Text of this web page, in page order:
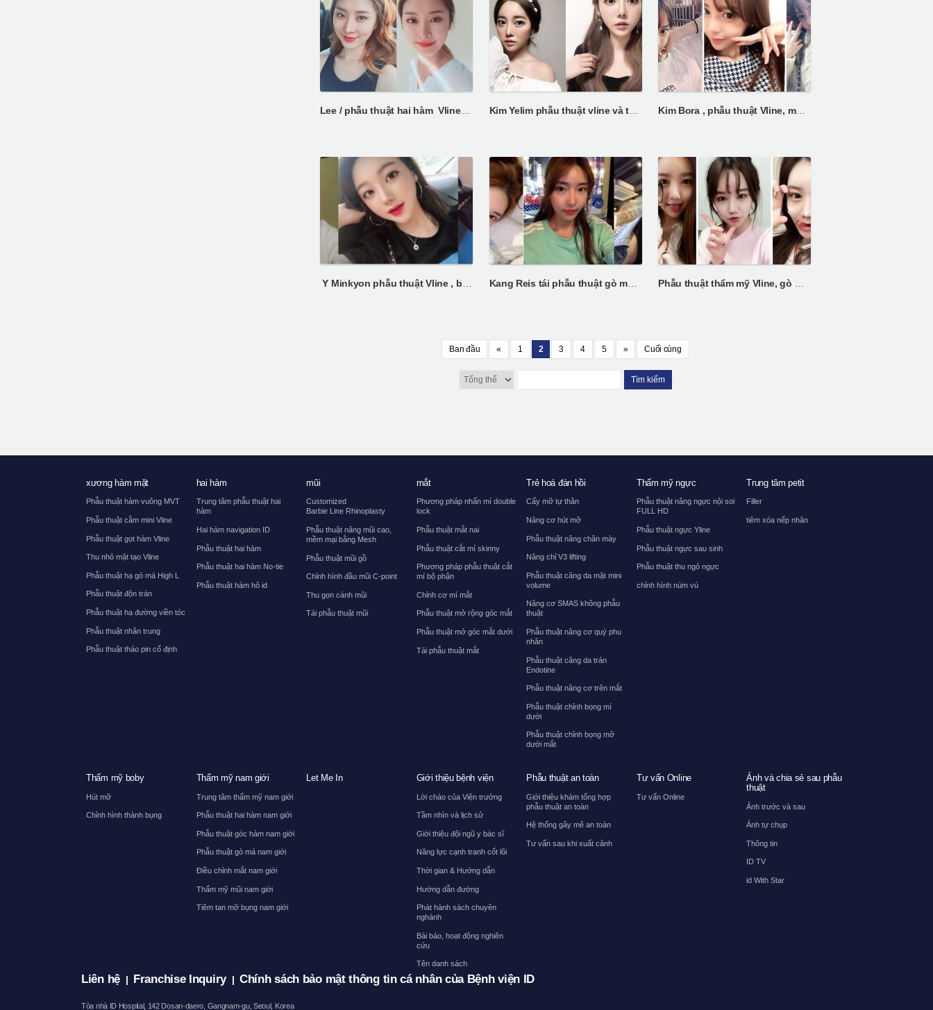
Lee / phẫu thuật hai hàm Vline, mũi barbie line Kim Bora , phẫu thuật Vline, mũi barbie
Kang Reis tái phẫu thuật gò má và phẫu thuật mũi
Ban đầu « 1 2 3 4 5 » Cuối cùng
Tìm kiếm
xương hàm mặt
Phẫu thuật hàm vuông MVT
Phẫu thuật cằm mini Vline
Phẫu thuật gọt hàm Vline
Thu nhỏ mặt tạo Vline
Phẫu thuật hạ gò má High L
Phẫu thuật độn trán
Phẫu thuật hạ đường viền tóc
Phẫu thuật nhân trung
Phẫu thuật tháo pin cố định
hai hàm
Trung tâm phẫu thuật hai
hàm
Hai hàm navigation ID
Phẫu thuật hai hàm
Phẫu thuật hai hàm No-tie
Phẫu thuật hàm hô id
mũi
Customized
Barbie Line Rhinoplasty
Phẫu thuật nâng mũi cao,
mềm mại bằng Mesh
Phẫu thuật mũi gồ
Chỉnh hình đầu mũi C-point
Thu gọn cánh mũi
Tái phẫu thuật mũi
mắt
Phương pháp nhấn mí double
lock
Phẫu thuật mắt nai
Phẫu thuật cắt mí skinny
Phương pháp phẫu thuật cắt
mí bộ phận
Chỉnh cơ mí mắt
Phẫu thuật mở rộng góc mắt
Phẫu thuật mở góc mắt dưới
Tái phẫu thuật mắt
Trẻ hoá đàn hồi
Cấy mỡ tự thân
Nâng cơ hút mỡ
Phẫu thuật nâng chân mày
Nâng chỉ V3 lifting
Phẫu thuật căng da mặt mini
volume
Nâng cơ SMAS không phẫu
thuật
Phẫu thuật nâng cơ quý phu
nhân
Phẫu thuật căng da trán
Endotine
Phẫu thuật nâng cơ trên mắt
Phẫu thuật chỉnh bọng mí
dưới
Phẫu thuật chỉnh bọng mỡ
dưới mắt
Thẩm mỹ ngực
Phẫu thuật nâng ngực nội soi
FULL HD
Phẫu thuật ngực Yline
Phẫu thuật ngực sau sinh
Phẫu thuật thu ngỏ ngực
chỉnh hình núm vú
Trung tâm petit
Filler
tiêm xóa nếp nhăn
Thẩm mỹ boby
Hút mỡ
Chỉnh hình thành bụng
Thẩm mỹ nam giới
Trung tâm thẩm mỹ nam giới
Phẫu thuật hai hàm nam giới
Phẫu thuật góc hàm nam giới
Phẫu thuật gò má nam giới
Điều chỉnh mắt nam giới
Thẩm mỹ mũi nam giới
Tiêm tan mỡ bụng nam giới
Let Me In Giới thiệu bệnh viện
Lời chào của Viện trưởng
Tầm nhìn và lịch sử
Giới thiệu đội ngũ y bác sĩ
Năng lực cạnh tranh cốt lõi
Thời gian & Hướng dẫn
Hướng dẫn đường
Phát hành sách chuyên
nghành
Bài báo, hoạt động nghiên
cứu
Tên danh sách
Phẫu thuật an toàn
Giới thiệu khám tổng hợp
phẫu thuật an toàn
Hệ thống gây mê an toàn
Tư vấn sau khi xuất cảnh
Tư vấn Online
Tư vấn Online
Ảnh và chia sẻ sau phẫu
thuật
Ảnh trước và sau
Ảnh tự chụp
Thông tin
ID TV
id With Star
Liên hệ | Franchise Inquiry | Chính sách bảo mật thông tin cá nhân của Bệnh viện ID
Tòa nhà ID Hospital, 142 Dosan-daero, Gangnam-gu, Seoul, Korea